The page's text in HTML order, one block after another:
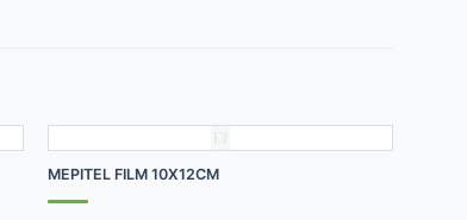
MEPITEL FILM 10X12CM